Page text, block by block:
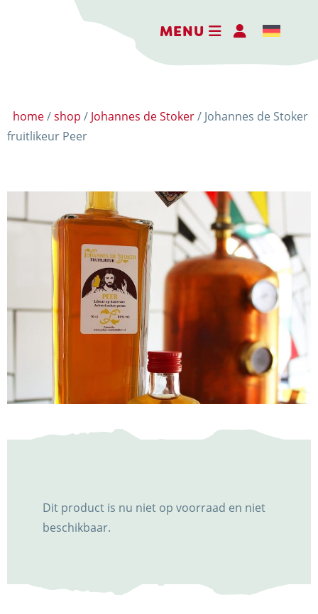
MENU
DE BELEEFBOERDERIJ
DE STOKERIJ
ACTIVITEITEN
LANDWINKEL
KERSTPAKKETTEN
WEBSHOP
NIEUWS & ACTUALITEITEN
CONTACT
Kaasboerderij Weenink
0544 37 14 46
home/shop / Johannes de Stoker/ Johannes de Stoker
fruitlikeur Peer
Dit product is nu niet op voorraad en niet
beschikbaar.